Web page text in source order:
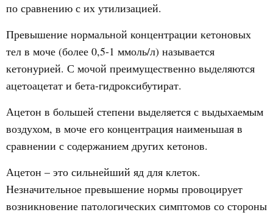
по сравнению с их утилизацией.
Превышение нормальной концентрации кетоновых
тел в моче (более 0,5-1 ммоль/л) называется
кетонурией. С мочой преимущественно выделяются
ацетоацетат и бета-гидроксибутират.
Ацетон в большей степени выделяется с выдыхаемым
воздухом, в моче его концентрация наименьшая в
сравнении с содержанием других кетонов.
Ацетон – это сильнейший яд для клеток.
Незначительное превышение нормы провоцирует
возникновение патологических симптомов со стороны